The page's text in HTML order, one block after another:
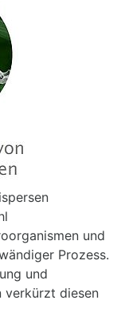
und
Prozess.
und
verkürzt diesen